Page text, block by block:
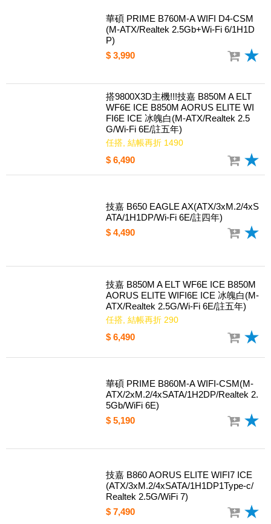
華碩 PRIME B760M-A WIFI D4-CSM
(M-ATX/Realtek 2.5Gb+Wi-Fi 6/1H1D
P)
$ 3,990
搭9800X3D主機!!!技嘉 B850M A ELT
WF6E ICE B850M AORUS ELITE WI
FI6E ICE 冰魄白(M-ATX/Realtek 2.5
G/Wi-Fi 6E/註五年)
任搭, 結帳再折 1490
$ 6,490
技嘉 B650 EAGLE AX(ATX/3xM.2/4xS
ATA/1H1DP/Wi-Fi 6E/註四年)
$ 4,490
技嘉 B850M A ELT WF6E ICE B850M
AORUS ELITE WIFI6E ICE 冰魄白(M-
ATX/Realtek 2.5G/Wi-Fi 6E/註五年)
任搭, 結帳再折 290
$ 6,490
華碩 PRIME B860M-A WIFI-CSM(M-
ATX/2xM.2/4xSATA/1H2DP/Realtek 2.
5Gb/WiFi 6E)
$ 5,190
技嘉 B860 AORUS ELITE WIFI7 ICE
(ATX/3xM.2/4xSATA/1H1DP1Type-c/
Realtek 2.5G/WiFi 7)
$ 7,490